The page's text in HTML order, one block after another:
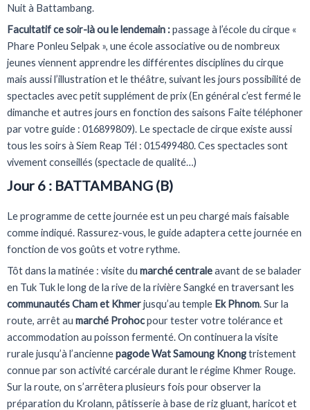
Nuit à Battambang.
Facultatif ce soir-là ou le lendemain :passage à l’école du cirque «
Phare Ponleu Selpak », une école associative ou de nombreux
jeunes viennent apprendre les différentes disciplines du cirque
mais aussi l’illustration et le théâtre, suivant les jours possibilité de
spectacles avec petit supplément de prix (En général c’est fermé le
dimanche et autres jours en fonction des saisons Faite téléphoner
par votre guide : 016899809). Le spectacle de cirque existe aussi
tous les soirs à Siem Reap Tél : 015499480. Ces spectacles sont
vivement conseillés (spectacle de qualité…)
Jour 6 : BATTAMBANG (B)
Le programme de cette journée est un peu chargé mais faisable
comme indiqué. Rassurez-vous, le guide adaptera cette journée en
fonction de vos goûts et votre rythme.
Tôt dans la matinée : visite du marché centraleavant de se balader
en Tuk Tuk le long de la rive de la rivière Sangké en traversant les
communautés Cham et Khmerjusqu’au temple Ek Phnom. Sur la
route, arrêt au marché Prohocpour tester votre tolérance et
accommodation au poisson fermenté. On continuera la visite
rurale jusqu’à l’anciennepagode Wat Samoung Knongtristement
connue par son activité carcérale durant le régime Khmer Rouge.
Sur la route, on s’arrêtera plusieurs fois pour observer la
préparation du Krolann, pâtisserie à base de riz gluant, haricot et